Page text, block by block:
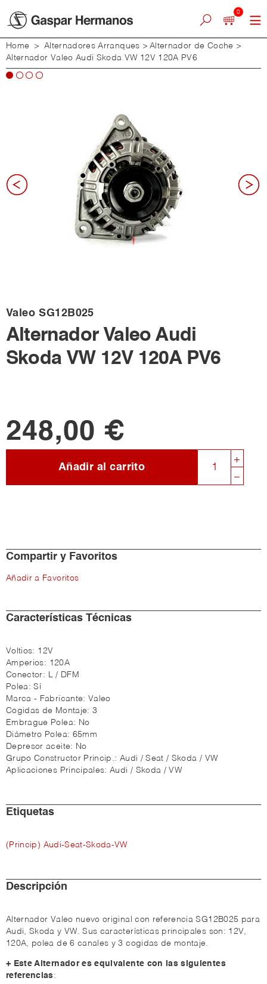
0
Home > Alternadores Arranques > Alternador de Coche >
Alternador Valeo Audi Skoda VW 12V 120A PV6
Valeo SG12B025
Alternador Valeo Audi
Skoda VW 12V 120A PV6
248,00 €
Añadir al carrito
Compartir y Favoritos
Añadir a Favoritos
Características Técnicas
Voltios: 12V
Amperios: 120A
Conector: L / DFM
Polea:Sí
Marca - Fabricante: Valeo
Cogidas de Montaje: 3
Embrague Polea: No
Diámetro Polea: 65mm
Depresor aceite: No
Grupo Constructor Princip.: Audi / Seat / Skoda / VW
Aplicaciones Principales:Audi / Skoda / VW
Etiquetas
(Princip) Audi-Seat-Skoda-VW
Descripción
Alternador Valeo nuevo original con referencia SG12B025 para
Audi, Skoda y VW. Sus características principales son: 12V,
120A, polea de 6 canales y 3 cogidas de montaje.
+ Este Alternador es equivalente con las siguientes
referencias: